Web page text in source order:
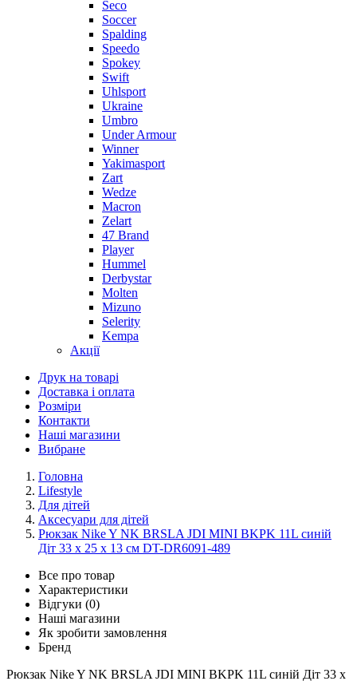
Seco
Soccer
Spalding
Speedo
Spokey
Swift
Uhlsport
Ukraine
Umbro
Under Armour
Winner
Yakimasport
Zart
Wedze
Macron
Zelart
47 Brand
Player
Hummel
Derbystar
Molten
Mizuno
Selerity
Kempa
Акції
Друк на товарі
Доставка і оплата
Розміри
Контакти
Наші магазини
Вибране
Головна
Lifestyle
Для дітей
Аксесуари для дітей
Рюкзак Nike Y NK BRSLA JDI MINI BKPK 11L синій
Діт 33 х 25 х 13 см DT-DR6091-489
Все про товар
Характеристики
Відгуки (0)
Наші магазини
Як зробити замовлення
Бренд
Рюкзак Nike Y NK BRSLA JDI MINI BKPK 11L синій Діт 33 х